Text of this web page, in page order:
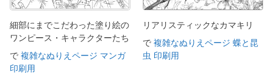
細部にまでこだわった塗り絵の
ワンピース・キャラクターたち
で 複雑なぬりえページ マンガ
印刷用
リアリスティックなカマキリ
で 複雑なぬりえページ 蝶と昆
虫 印刷用